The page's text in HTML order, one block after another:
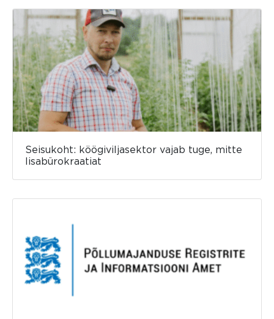
Seisukoht: köögiviljasektor vajab tuge, mitte
lisabürokraatiat